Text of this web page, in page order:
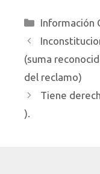
Categorías
Información
(suma
del reclamo)
Tiene
).